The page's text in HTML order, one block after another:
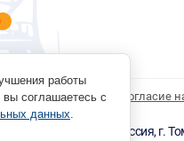
данных Согласие
парк «Мастер Плюс» Россия, г.
работы
соглашаетесь с
данных.